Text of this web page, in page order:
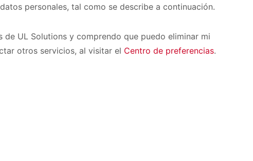
personales, tal como se describe a continuación.
UL Solutions y comprendo que puedo eliminar mi
otros servicios, al visitar el Centro de preferencias.